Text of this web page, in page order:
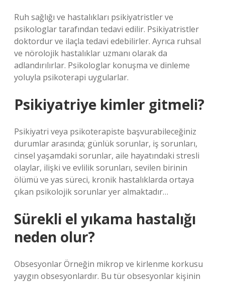
Ruh sağlığı ve hastalıkları psikiyatristler ve
psikologlar tarafından tedavi edilir. Psikiyatristler
doktordur ve ilaçla tedavi edebilirler. Ayrıca ruhsal
ve nörolojik hastalıklar uzmanı olarak da
adlandırılırlar. Psikologlar konuşma ve dinleme
yoluyla psikoterapi uygularlar.
Psikiyatriye kimler gitmeli?
Psikiyatri veya psikoterapiste başvurabileceğiniz
durumlar arasında; günlük sorunlar, iş sorunları,
cinsel yaşamdaki sorunlar, aile hayatındaki stresli
olaylar, ilişki ve evlilik sorunları, sevilen birinin
ölümü ve yas süreci, kronik hastalıklarda ortaya
çıkan psikolojik sorunlar yer almaktadır…
Sürekli el yıkama hastalığı
neden olur?
Obsesyonlar Örneğin mikrop ve kirlenme korkusu
yaygın obsesyonlardır. Bu tür obsesyonlar kişinin